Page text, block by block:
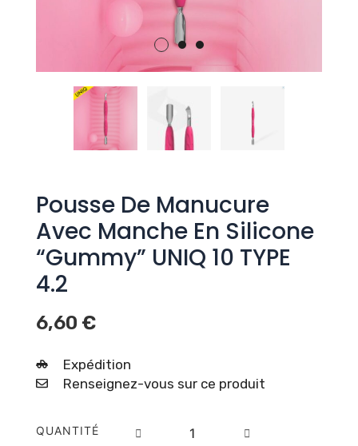
Pousse De Manucure
Avec Manche En Silicone
“Gummy” UNIQ 10 TYPE
4.2
6,60 €
Expédition
Renseignez-vous sur ce produit
QUANTITÉ